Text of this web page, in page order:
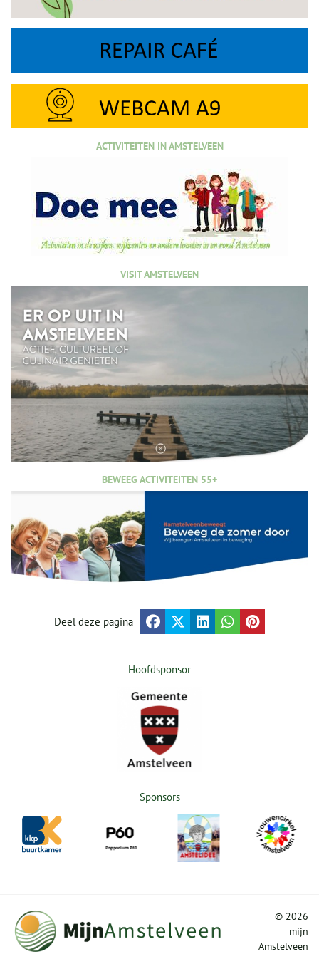
ACTIVITEITEN IN AMSTELVEEN
VISIT AMSTELVEEN
BEWEEG ACTIVITEITEN 55+
Deel deze pagina
Hoofdsponsor
Sponsors
© 2026
mijn
Amstelveen